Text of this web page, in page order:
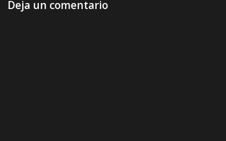
Deja un comentario